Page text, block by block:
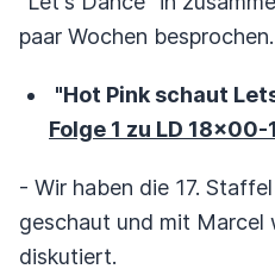
paar Wochen
"Hot Pink schaut
Folge 1 zu LD
- Wir haben die 17.
geschaut und mit Marcel
diskutiert.